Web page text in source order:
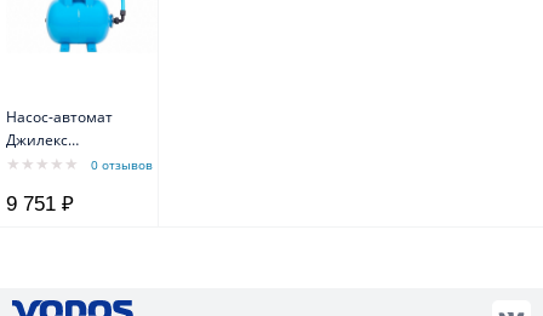
Насос-автомат
Джилекс
ВИХРЕВИК 40/400 отзывов
9 751 ₽